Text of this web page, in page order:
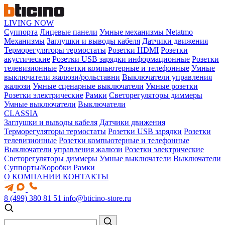
LIVING NOW
Суппорта Лицевые панели Умные механизмы Netatmo
Механизмы Заглушки и выводы кабеля Датчики движения
Терморегуляторы термостаты Розетки HDMI Розетки
акустические Розетки USB зарядки информационные Розетки
телевизионные Розетки компьютерные и телефонные Умные
выключатели жалюзи/рольставни Выключатели управления
жалюзи Умные сценарные выключатели Умные розетки
Розетки электрические Рамки Светорегуляторы диммеры
Умные выключатели Выключатели
CLASSIA
Заглушки и выводы кабеля Датчики движения
Терморегуляторы термостаты Розетки USB зарядки Розетки
телевизионные Розетки компьютерные и телефонные
Выключатели управления жалюзи Розетки электрические
Светорегуляторы диммеры Умные выключатели Выключатели
Суппорты/Коробки Рамки
О КОМПАНИИ КОНТАКТЫ
8 (499) 380 81 51 info@bticino-store.ru